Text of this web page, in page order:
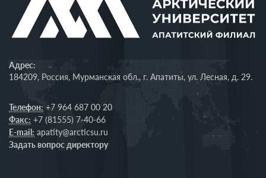
Адрес:
184209, Россия, Мурманская обл., г. Апатиты, ул. Лесная, д. 29.
Телефон: +7 964 687 00 20
Факс: +7 (81555) 7-40-66
E-mail: apatity@arcticsu.ru
Задать вопрос директору